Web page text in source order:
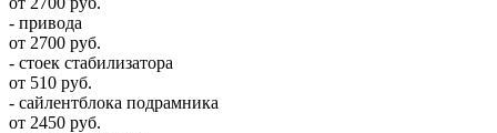
- привода
от 2700 руб.
- стоек стабилизатора
от 510 руб.
- сайлентблока подрамника
от 2450 руб.